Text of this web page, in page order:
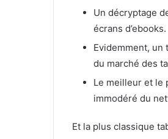
Un décryptage
écrans d’ebooks.
Evidemment, un
du marché des
Le meilleur et le
immodéré du
Et la plus classique